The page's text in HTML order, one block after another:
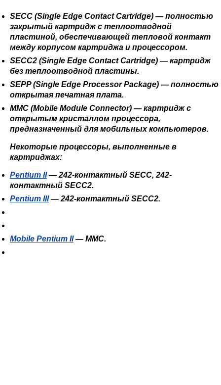
SECC (Single Edge Contact Cartridge) — полностью
закрытый картридж с теплоотводной
пластиной, обеспечивающей тепловой контакт
между корпусом картриджа и процессором.
SECC2 (Single Edge Contact Cartridge) — картридж
без теплоотводной пластины.
SEPP(Single Edge Processor Package) — полностью
открытая печатная плата.
MMC (Mobile Module Connector) — картридж с
открытым кристаллом процессора,
предназначенный для мобильных компьютеров.
Некоторые процессоры, выполненные в
картриджах:
Pentium II— 242-контактный SECC, 242-
контактный SECC2.
Pentium III— 242-контактный SECC2.
Mobile Pentium II— MMC.